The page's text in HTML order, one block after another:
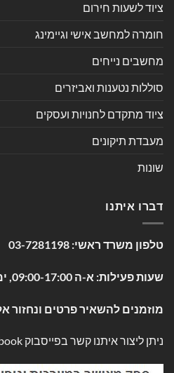
ציוד לשעות חירום
חומרה למחשב אישי וגיימינג
מחשבים נייחים
סוללות נטענות ואביזרים
ציוד מתקדם לחנויות ועסקים
מעבדת תיקונים
שונות
דברו איתנו
טלפון משרד ראשי: 03-7281198
שעות פעילות: א-ה 09:00-17:00, ימי שישי 09:00-13:00
מוזמנים להשאיר פרטים ונחזור
ניתן ליצור איתנו קשר בפייסבוק